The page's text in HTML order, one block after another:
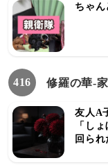
ちゃん
416 修羅の華-
友人A
「し
回ら